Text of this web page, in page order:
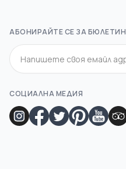
АБОНИРАЙТЕ СЕ ЗА БЮЛЕТИН
СОЦИАЛНА МЕДИЯ